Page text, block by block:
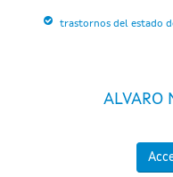
trastornos del estado
ALVARO